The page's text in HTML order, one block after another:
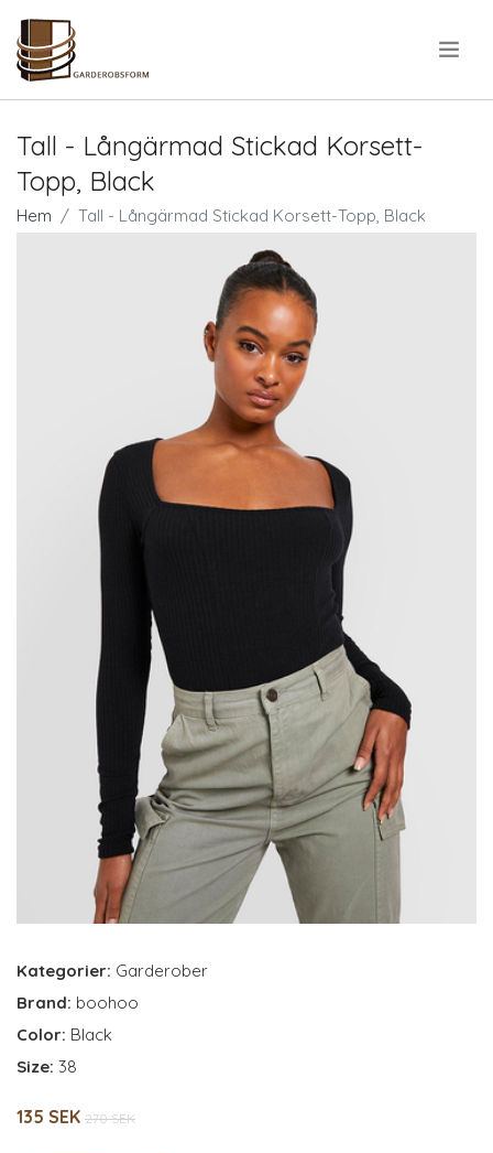
Tall - Långärmad Stickad Korsett-
Topp, Black
Hem Tall - Långärmad Stickad Korsett-Topp, Black
Kategorier: Garderober
Brand: boohoo
Color: Black
Size: 38
135 SEK 270 SEK